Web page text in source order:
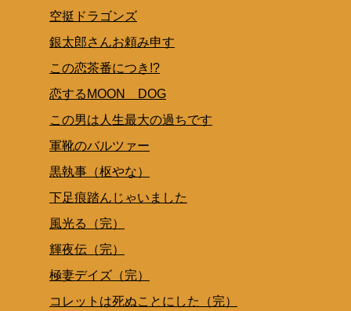
空挺ドラゴンズ
銀太郎さんお頼み申す
この恋茶番につき!?
恋するMOON DOG
この男は人生最大の過ちです
軍靴のバルツァー
黒執事（枢やな）
下足痕踏んじゃいました
風光る（完）
輝夜伝（完）
極妻デイズ（完）
コレットは死ぬことにした（完）